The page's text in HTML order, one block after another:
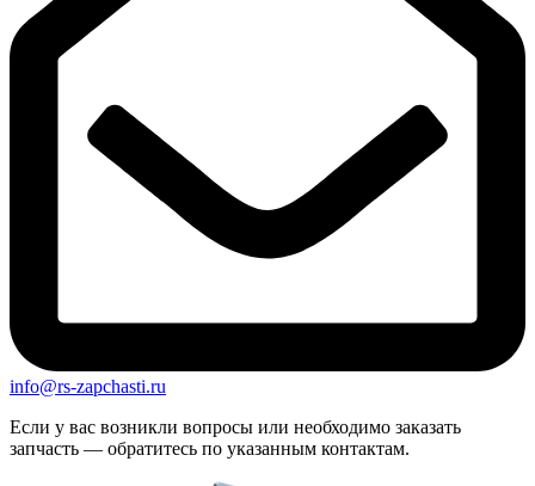
info@rs-zapchasti.ru
Если у вас возникли вопросы или необходимо заказать
запчасть — обратитесь по указанным контактам.